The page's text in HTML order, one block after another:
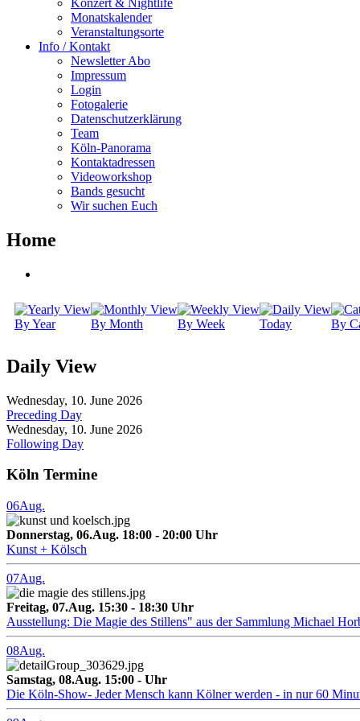
Konzert & Nightlife
Monatskalender
Veranstaltungsorte
Info / Kontakt
Newsletter Abo
Impressum
Login
Fotogalerie
Datenschutzerklärung
Team
Köln-Panorama
Kontaktadressen
Videoworkshop
Bands gesucht
Wir suchen Euch
Home
By Year By Month By Week Today By
Daily View
Wednesday, 10. June 2026
Preceding Day
Wednesday, 10. June 2026
Following Day
Köln Termine
06Aug.
Donnerstag, 06.Aug. 18:00 - 20:00 Uhr
Kunst + Kölsch
07Aug.
Freitag, 07.Aug. 15:30 - 18:30 Uhr
Ausstellung: Die Magie des Stillens" aus der Sammlung Michael
08Aug.
Samstag, 08.Aug. 15:00 - Uhr
Die Köln-Show- Jeder Mensch kann Kölner werden - in nur 60